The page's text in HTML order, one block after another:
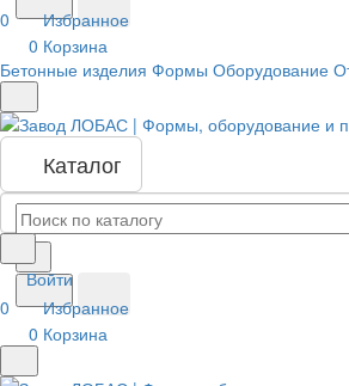
0
Избранное
0 Корзина
Бетонные изделия Формы Оборудование
Каталог
Войти
0
Избранное
0 Корзина